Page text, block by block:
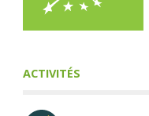
ACTIVITÉS